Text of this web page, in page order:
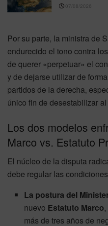
07/08/2026
Por su parte, la ministra de
endurecido el tono contra
de querer «perpetuar» el
y de dejarse utilizar de
partidos de la derecha,
único fin de desestabilizar
Los dos modelos
Marco vs. Estatuto
El núcleo de la disputa
debe regular las
La postura del
nuevo Estatuto Marco
más de tres años de